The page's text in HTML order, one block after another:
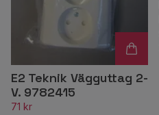
E2 Teknik Vägguttag 2-
V. 9782415
71 kr